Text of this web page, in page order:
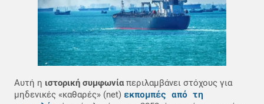
Αυτή η ιστορική συμφωνίαπεριλαμβάνει στόχους για
μηδενικές «καθαρές» (net) εκπομπές από τη